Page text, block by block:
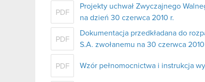
PDF
Projekty uchwał Zwyczajnego
na dzień 30 czerwca 2010 r.
PDF
Dokumentacja przedkładana do
S.A. zwołanemu na 30 czerwca 2010
PDF Wzór pełnomocnictwa i instrukcja